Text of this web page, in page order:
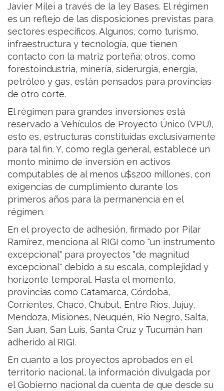
Javier Milei a través de la ley Bases. El régimen
es un reflejo de las disposiciones previstas para
sectores específicos. Algunos, como turismo,
infraestructura y tecnología, que tienen
contacto con la matriz porteña; otros, como
forestoindustria, minería, siderurgia, energía,
petróleo y gas, están pensados para provincias
de otro corte.
El régimen para grandes inversiones está
reservado a Vehículos de Proyecto Único (VPU),
esto es, estructuras constituidas exclusivamente
para tal fin. Y, como regla general, establece un
monto mínimo de inversión en activos
computables de al menos u$s200 millones, con
exigencias de cumplimiento durante los
primeros años para la permanencia en el
régimen.
En el proyecto de adhesión, firmado por Pilar
Ramírez, menciona al RIGI como "un instrumento
excepcional" para proyectos "de magnitud
excepcional" debido a su escala, complejidad y
horizonte temporal. Hasta el momento,
provincias como Catamarca, Córdoba,
Corrientes, Chaco, Chubut, Entre Ríos, Jujuy,
Mendoza, Misiones, Neuquén, Río Negro, Salta,
San Juan, San Luis, Santa Cruz y Tucumán han
adherido al RIGI.
En cuanto a los proyectos aprobados en el
territorio nacional, la información divulgada por
el Gobierno nacional da cuenta de que desde su